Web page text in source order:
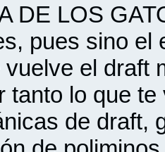
DE LOS
pues sino el
vuelve el draft
tanto lo que
de draft,